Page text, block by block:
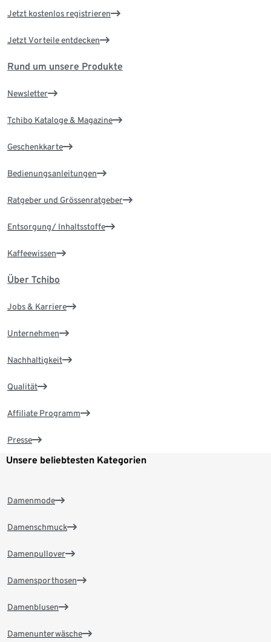
Jetzt kostenlos registrieren
Jetzt Vorteile entdecken
Rund um unsere Produkte
Newsletter
Tchibo Kataloge & Magazine
Geschenkkarte
Bedienungsanleitungen
Ratgeber und Grössenratgeber
Entsorgung/ Inhaltsstoffe
Kaffeewissen
Über Tchibo
Jobs & Karriere
Unternehmen
Nachhaltigkeit
Qualität
Affiliate Programm
Presse
Unsere beliebtesten Kategorien
Damenmode
Damenschmuck
Damenpullover
Damensporthosen
Damenblusen
Damenunterwäsche